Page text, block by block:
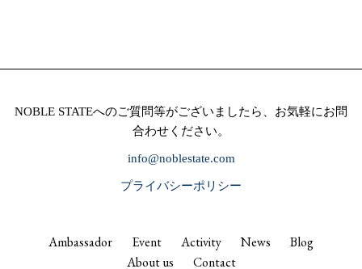
NOBLE STATEへのご質問等がございましたら、お気軽にお問
合わせください。
info@noblestate.com
プライバシーポリシー
Ambassador Event Activity News
Blog
About us
Contact